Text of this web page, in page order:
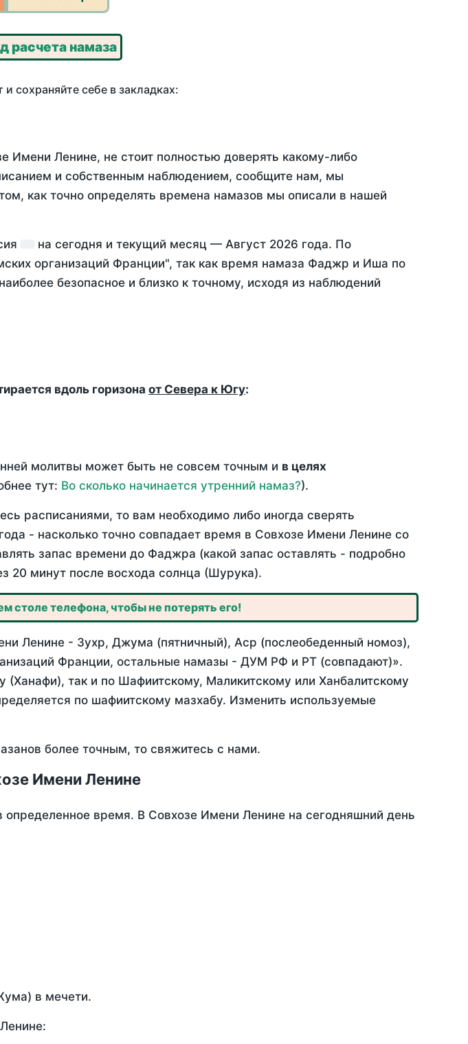
расчета намаза
сохраняйте себе в закладках:
Имени Ленине, не стоит полностью доверять какому-либо
и собственным наблюдением, сообщите нам, мы
как точно определять времена намазов мы описали в нашей
на сегодня и текущий месяц — Август 2026 года. По
организаций Франции", так как время намаза Фаджр и Иша по
безопасное и близко к точному, исходя из наблюдений
вдоль горизона от Севера к Югу:
молитвы может быть не совсем точным и в целях
тут: Во сколько начинается утренний намаз?).
расписаниями, то вам необходимо либо иногда сверять
- насколько точно совпадает время в Совхозе Имени Ленине со
запас времени до Фаджра (какой запас оставлять - подробно
20 минут после восхода солнца (Шурука).
столе телефона, чтобы не потерять его!
Ленине - Зухр, Джума (пятничный), Аср (послеобеденный номоз),
Франции, остальные намазы - ДУМ РФ и РТ (совпадают)».
так и по Шафиитскому, Маликитскому или Ханбалитскому
по шафиитскому мазхабу. Изменить используемые
более точным, то свяжитесь с нами.
Имени Ленине
время. В Совхозе Имени Ленине на сегодняшний день
в мечети.